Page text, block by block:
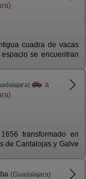
cuadra de vacas
se encuentran
a
transformado en
de Cantalojas y Galve
(Guadalajara)